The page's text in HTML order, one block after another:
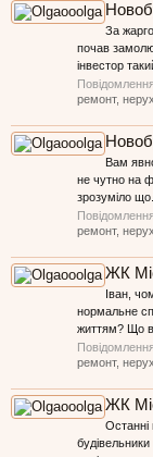
За
почав
інвестор
ремонт,
Вам
не чутно на
зрозуміло
ремонт,
ЖК
Іван,
нормальне
життям? Що
ремонт,
ЖК
Останні